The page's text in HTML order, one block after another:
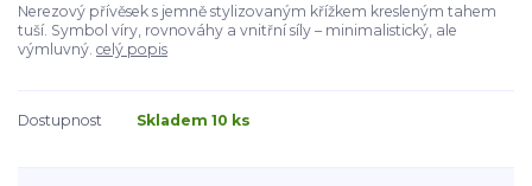
Nerezový přívěsek s jemně stylizovaným křížkem kresleným tahem
tuší. Symbol víry, rovnováhy a vnitřní síly – minimalistický, ale
výmluvný. celý popis
Dostupnost Skladem 10 ks